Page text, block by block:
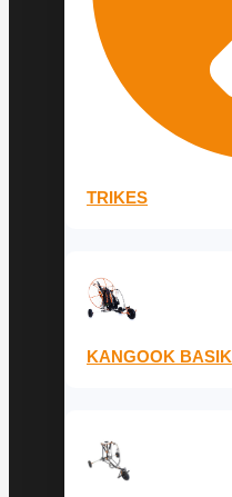
TRIKES
KANGOOK BASIK